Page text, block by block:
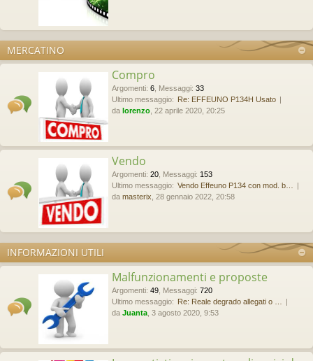
MERCATINO
Compro
Argomenti: 6 Messaggi: 33
Ultimo messaggio:
Re: EFFEUNO P134H Usato
da lorenzo , 22 aprile 2020, 20:25
Vendo
Argomenti: 20 Messaggi: 153
Ultimo messaggio: Vendo Effeuno P134 con mod. b…
da masterix , 28 gennaio 2022, 20:58
INFORMAZIONI UTILI
Malfunzionamenti e proposte
Argomenti: 49 Messaggi: 720
Ultimo messaggio:
Re: Reale degrado allegati o …
da Juanta , 3 agosto 2020, 9:53